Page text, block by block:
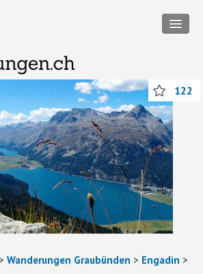
Tourensuche
Touren
Wanderregionen
Themenwanderungen
Rund ums Wandern
Mitmachen
Abos und Packages
Anmelden
122
> Wanderungen Graubünden > Engadin >